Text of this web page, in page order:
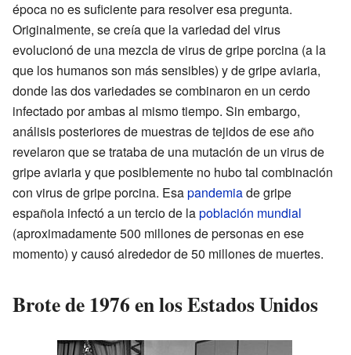
época no es suficiente para resolver esa pregunta.
Originalmente, se creía que la variedad del virus
evolucionó de una mezcla de virus de gripe porcina (a la
que los humanos son más sensibles) y de gripe aviaria,
donde las dos variedades se combinaron en un cerdo
infectado por ambas al mismo tiempo. Sin embargo,
análisis posteriores de muestras de tejidos de ese año
revelaron que se trataba de una mutación de un virus de
gripe aviaria y que posiblemente no hubo tal combinación
con virus de gripe porcina. Esapandemiade gripe
española infectó a un tercio de lapoblación mundial
(aproximadamente 500 millones de personas en ese
momento) y causó alrededor de 50 millones de muertes.
Brote de 1976 en los Estados Unidos